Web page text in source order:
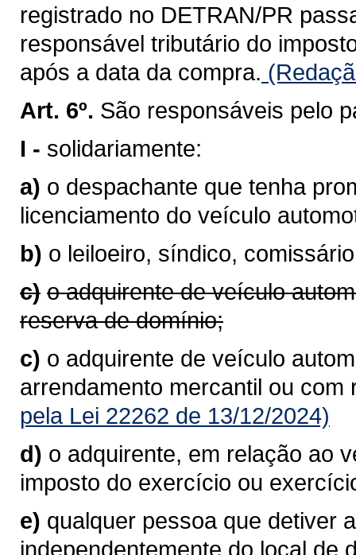
registrado no DETRAN/PR
responsável tributário do
após a data da compra.
Art. 6º. São responsáveis pelo
I - solidariamente:
a) o despachante que tenha
licenciamento do veículo
b) o leiloeiro, síndico,
c) o adquirente de veículo
reserva de domínio;
c) o adquirente de veículo
arrendamento mercantil ou com
pela Lei 22262 de 13/12/2024)
d) o adquirente, em relação ao
imposto do exercício ou
e) qualquer pessoa que detiver
independentemente do local de